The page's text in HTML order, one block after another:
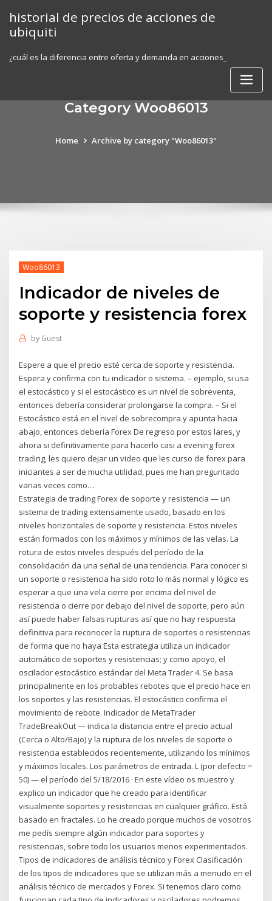
content
historial de precios de acciones de
ubiquiti
¿cuál es la diferencia entre oferta y demanda en acciones_
Category Woo86013
Home Archive by category "Woo86013"
Woo86013
Indicador de niveles de
soporte y resistencia forex
by Guest
Espere a que el precio esté cerca de soporte y resistencia.
Espera y confirma con tu indicador o sistema. – ejemplo, si usa
el estocástico y si el estocástico es un nivel de sobreventa,
entonces debería considerar prolongarse la compra. – Si el
Estocástico está en el nivel de sobrecompra y apunta hacia
abajo, entonces debería Forex De regreso por estos lares, y
ahora si definitivamente para hacerlo casi a evening forex
trading, les quiero dejar un video que les curso de forex para
iniciantes a ser de mucha utilidad, pues me han preguntado
varias veces como…
Estrategia de trading Forex de soporte y resistencia — un
sistema de trading extensamente usado, basado en los
niveles horizontales de soporte y resistencia. Estos niveles
están formados con los máximos y mínimos de las velas. La
rotura de estos niveles después del período de la
consolidación da una señal de una tendencia. Para conocer si
un soporte o resistencia ha sido roto lo más normal y lógico es
esperar a que una vela cierre por encima del nivel de
resistencia o cierre por debajo del nivel de soporte, pero aún
así puede haber falsas rupturas así que no hay respuesta
definitiva para reconocer la ruptura de soportes o resistencias
de forma que no haya Esta estrategia utiliza un indicador
automático de soportes y resistencias; y como apoyo, el
oscilador estocástico estándar del Meta Trader 4. Se basa
principalmente en los probables rebotes que el precio hace en
los soportes y las resistencias. El estocástico confirma el
movimiento de rebote. Indicador de MetaTrader
TradeBreakOut — indica la distancia entre el precio actual
(Cerca o Alto/Bajo) y la ruptura de los niveles de soporte o
resistencia establecidos recientemente, utilizando los mínimos
y máximos locales. Los parámetros de entrada. L (por defecto =
50) — el período del 5/18/2016 · En este vídeo os muestro y
explico un indicador que he creado para identificar
visualmente soportes y resistencias en cualquier gráfico. Está
basado en fractales. Lo he creado porque muchos de vosotros
me pedís siempre algún indicador para soportes y
resistencias, sobre todo los usuarios menos experimentados.
Tipos de indicadores de análisis técnico y Forex Clasificación
de los tipos de indicadores que se utilizan más a menudo en el
análisis técnico de mercados y Forex. Si tenemos claro como